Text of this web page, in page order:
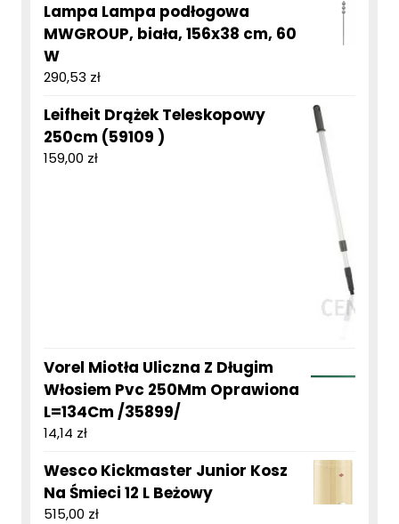
Lampa Lampa podłogowa
MWGROUP, biała, 156x38 cm, 60
W
290,53 zł
Leifheit Drążek Teleskopowy
250cm (59109 )
159,00 zł
Vorel Miotła Uliczna Z Długim
Włosiem Pvc 250Mm Oprawiona
L=134Cm /35899/
14,14 zł
Wesco Kickmaster Junior Kosz
Na Śmieci 12 L Beżowy
515,00 zł